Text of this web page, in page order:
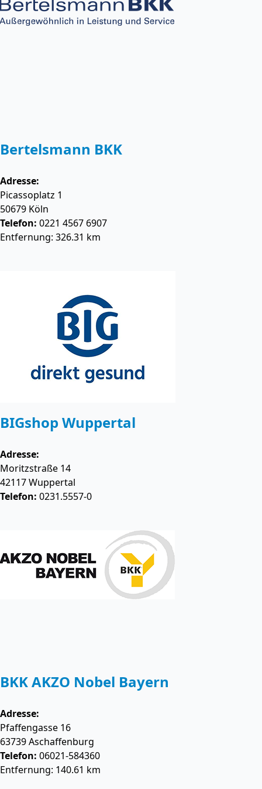
Bertelsmann BKK
Adresse:
Picassoplatz 1
50679 Köln
Telefon: 0221 4567 6907
Entfernung: 326.31 km
BIGshop Wuppertal
Adresse:
Moritzstraße 14
42117Wuppertal
Telefon: 0231.5557-0
BKK AKZO Nobel Bayern
Adresse:
Pfaffengasse 16
63739Aschaffenburg
Telefon: 06021-584360
Entfernung: 140.61 km